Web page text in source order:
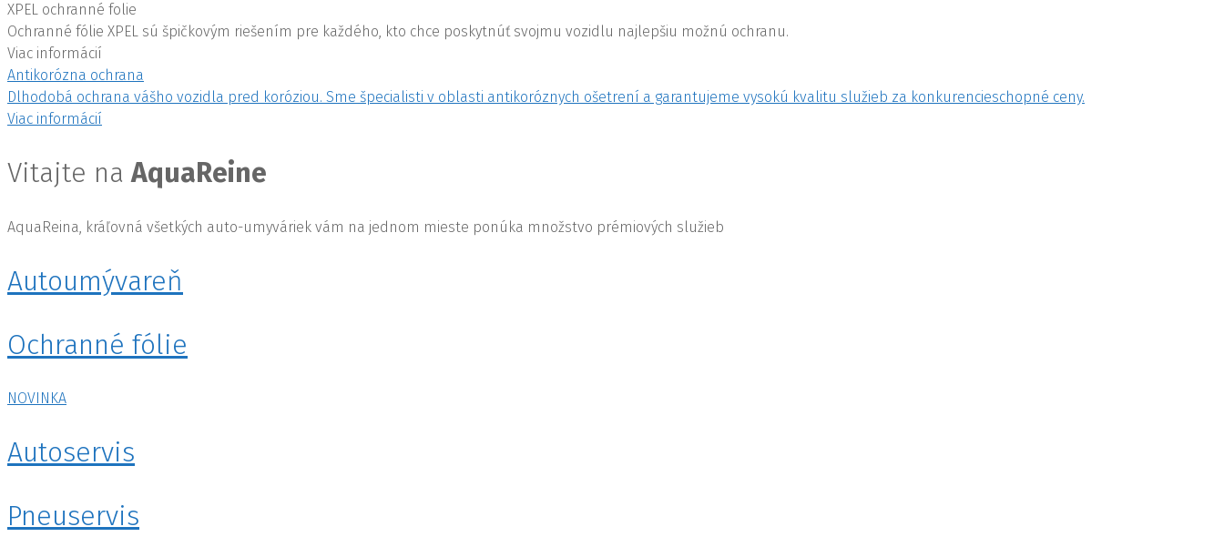
XPEL ochranné folie
Ochranné fólie XPEL sú špičkovým riešením pre každého, kto chce poskytnúť svojmu vozidlu najlepšiu možnú ochranu.
Viac informácií
Antikorózna ochrana
Dlhodobá ochrana vášho vozidla pred koróziou. Sme špecialisti v oblasti antikoróznych ošetrení a garantujeme vysokú kvalitu služieb za konkurencieschopné ceny.
Viac informácií
Vitajte naAquaReine
AquaReina, kráľovná všetkých auto-umyváriek vám na jednom mieste ponúka množstvo prémiových služieb
Autoumývareň
Ochranné fólie
NOVINKA
Autoservis
Pneuservis